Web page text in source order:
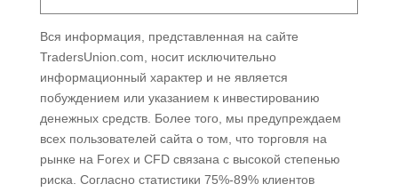
Вся информация, представленная на сайте
TradersUnion.com, носит исключительно
информационный характер и не является
побуждением или указанием к инвестированию
денежных средств. Более того, мы предупреждаем
всех пользователей сайта о том, что торговля на
рынке на Forex и CFD связана с высокой степенью
риска. Согласно статистики 75%-89% клиентов